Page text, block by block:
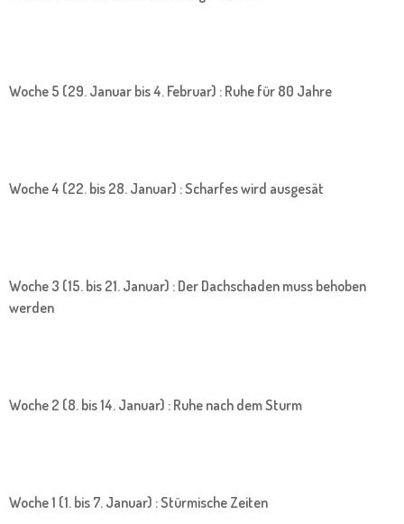
Woche 5 (29. Januar bis 4. Februar) : Ruhe für 80 Jahre
Woche 4 (22. bis 28. Januar) : Scharfes wird ausgesät
Woche 3 (15. bis 21. Januar) : Der Dachschaden muss behoben
werden
Woche 2 (8. bis 14. Januar) : Ruhe nach dem Sturm
Woche 1 (1. bis 7. Januar) : Stürmische Zeiten